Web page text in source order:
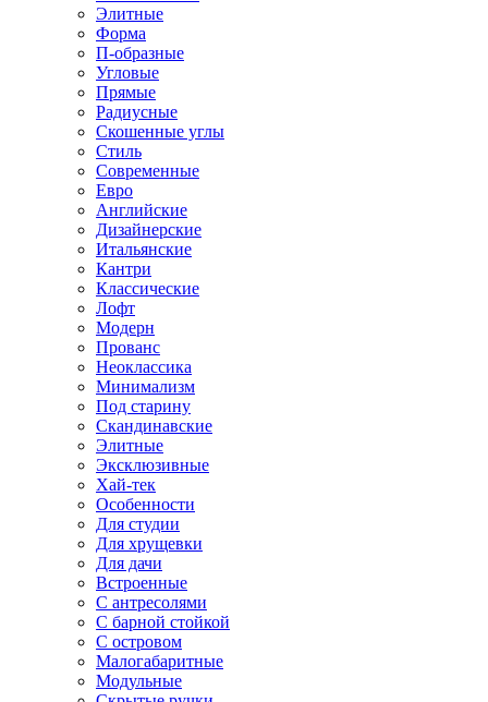
Элитные
Форма
П-образные
Угловые
Прямые
Радиусные
Скошенные углы
Стиль
Современные
Евро
Английские
Дизайнерские
Итальянские
Кантри
Классические
Лофт
Модерн
Прованс
Неоклассика
Минимализм
Под старину
Скандинавские
Элитные
Эксклюзивные
Хай-тек
Особенности
Для студии
Для хрущевки
Для дачи
Встроенные
С антресолями
С барной стойкой
С островом
Малогабаритные
Модульные